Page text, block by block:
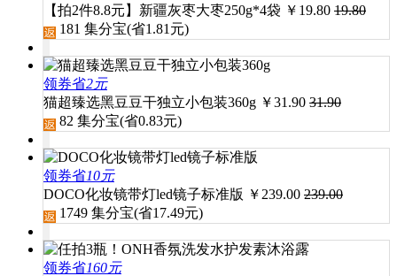
【拍2件8.8元】新疆灰枣大枣250g*4袋 ￥ 19.80 19.80
181 集分宝(省1.81 元)
领券省2元
猫超臻选黑豆豆干独立小包装360g ￥31.90 31.90
82 集分宝(省0.83元)
领券省10元
DOCO化妆镜带灯led镜子标准版 ￥ 239.00 239.00
1749 集分宝(省17.49元)
领券省160元